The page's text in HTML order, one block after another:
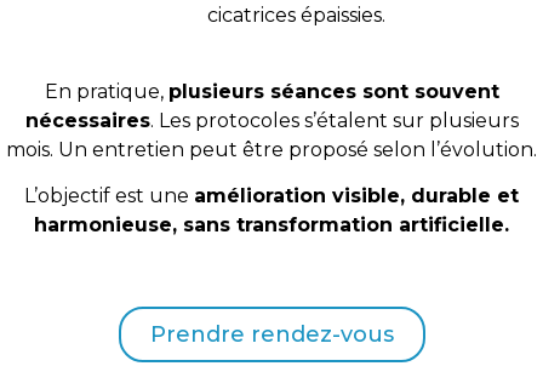
cicatrices épaissies.
En pratique, plusieurs séances sont souvent
nécessaires. Les protocoles s’étalent sur plusieurs
mois. Un entretien peut être proposé selon l’évolution.
L’objectif est une amélioration visible, durable et
harmonieuse, sans transformation artificielle.
Prendre rendez-vous